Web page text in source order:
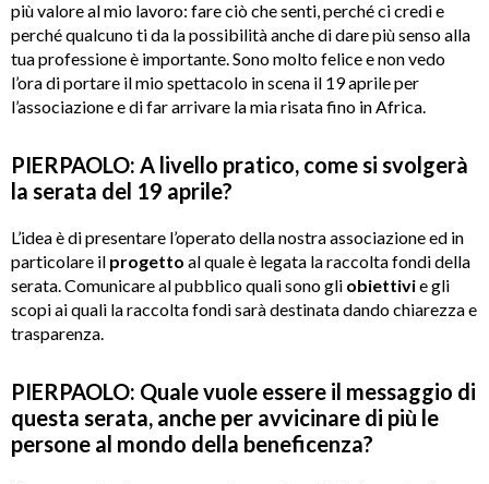
più valore al mio lavoro: fare ciò che senti, perché ci credi e
perché qualcuno ti da la possibilità anche di dare più senso alla
tua professione è importante. Sono molto felice e non vedo
l’ora di portare il mio spettacolo in scena il 19 aprile per
l’associazione e di far arrivare la mia risata fino in Africa.
PIERPAOLO: A livello pratico, come si svolgerà
la serata del 19 aprile?
L’idea è di presentare l’operato della nostra associazione ed in
particolare il progetto al quale è legata la raccolta fondi della
serata. Comunicare al pubblico quali sono gli obiettivie gli
scopi ai quali la raccolta fondi sarà destinata dando chiarezza e
trasparenza.
PIERPAOLO: Quale vuole essere il messaggio di
questa serata, anche per avvicinare di più le
persone al mondo della beneficenza?